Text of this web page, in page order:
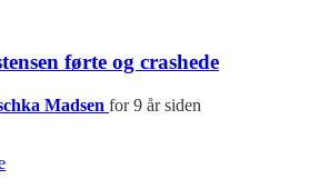
førte og crashede
Madsen for 9 år siden